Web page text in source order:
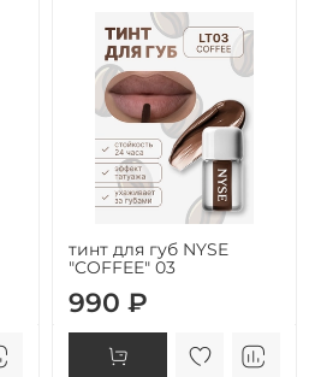
тинт для губ NYSE
"COFFEE" 03
990 ₽